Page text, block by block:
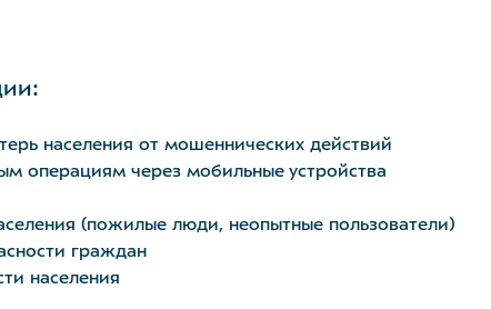
населения от мошеннических действий
операциям через мобильные устройства
(пожилые люди, неопытные пользователи)
граждан
населения